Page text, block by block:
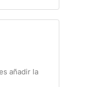
añadir la